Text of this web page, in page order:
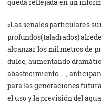
queda reflejada en un
«Las señales particulares
profundos(taladrados)
alcanzar los mil metros de
dulce, aumentando
abastecimiento…..,
para las generaciones
el uso y la previsión del